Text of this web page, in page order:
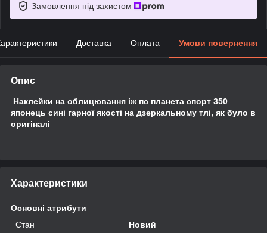
Замовлення під захистом
Доставка Оплата Умови повернення
Опис
Наклейки на облицювання іж пс планета спорт 350
японець сині гарної якості на дзеркальному тлі, як було в
оригіналі
Характеристики
Основні атрибути
Стан
Новий